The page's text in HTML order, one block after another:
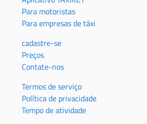
Para motoristas
Para empresas de táxi
cadastre-se
Preços
Contate-nos
Termos de serviço
Política de privacidade
Tempo de atividade